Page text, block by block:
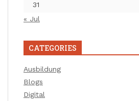
31
« Jul
CATEGORIES
Ausbildung
Blogs
Digital